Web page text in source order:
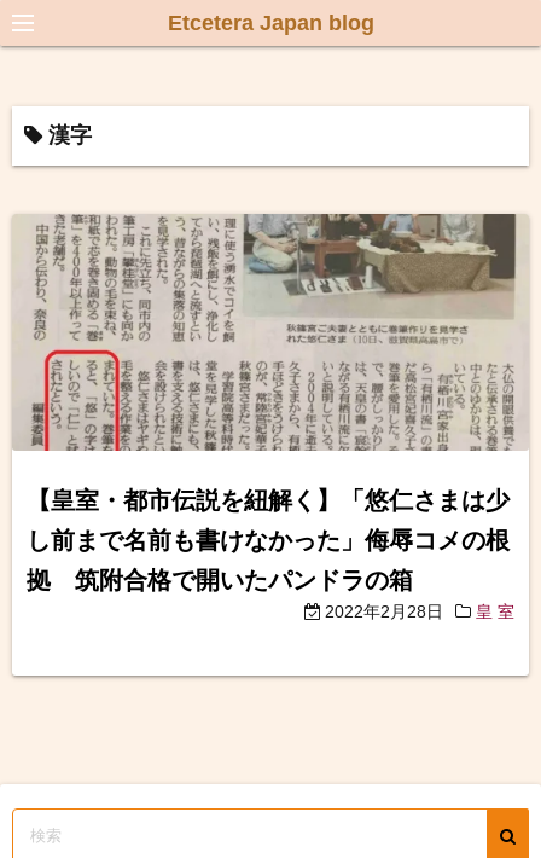
Etcetera Japan blog
漢字
【皇室・都市伝説を紐解く】「悠仁さまは少
し前まで名前も書けなかった」侮辱コメの根
拠 筑附合格で開いたパンドラの箱
2022年2月28日 皇 室